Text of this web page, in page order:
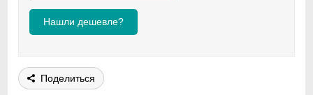
Нашли дешевле?
Поделиться